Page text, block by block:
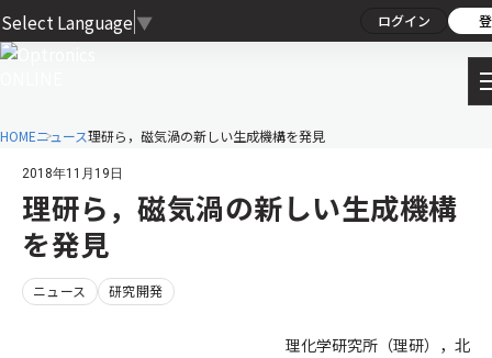
Select Language ▼ ログイン
HOMEニュース理研ら，磁気渦の新しい生成機構を発見
2018年11月19日
理研ら，磁気渦の新しい生成機構
を発見
ニュース 研究開発
理化学研究所（理研），北